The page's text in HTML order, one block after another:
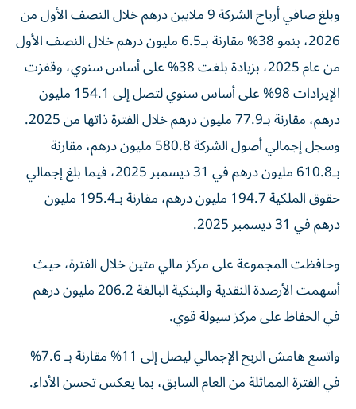
وبلغ صافي أرباح الشركة 9 ملايين درهم خلال النصف الأول من
2026، بنمو 38% مقارنة بـ6.5 مليون درهم خلال النصف الأول
من عام 2025، بزيادة بلغت 38% على أساس سنوي، وقفزت
الإيرادات 98% على أساس سنوي لتصل إلى 154.1 مليون
درهم، مقارنة بـ77.9 مليون درهم خلال الفترة ذاتها من 2025.
وسجل إجمالي أصول الشركة 580.8 مليون درهم، مقارنة
بـ610.8 مليون درهم في 31 ديسمبر 2025، فيما بلغ إجمالي
حقوق الملكية 194.7 مليون درهم، مقارنة بـ195.4 مليون
درهم في 31 ديسمبر 2025.
وحافظت المجموعة على مركز مالي متين خلال الفترة، حيث
أسهمت الأرصدة النقدية والبنكية البالغة 206.2 مليون درهم
في الحفاظ على مركز سيولة قوي.
واتسع هامش الربح الإجمالي ليصل إلى 11% مقارنة بـ 7.6%
في الفترة المماثلة من العام السابق، بما يعكس تحسن الأداء.